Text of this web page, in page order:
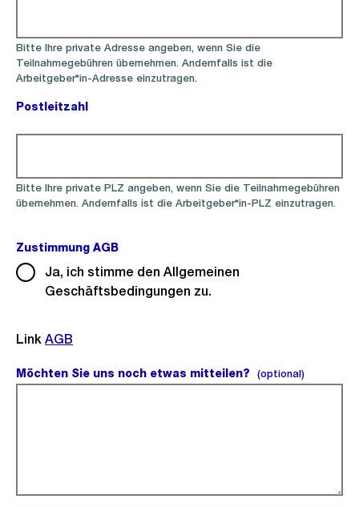
Bitte Ihre private Adresse angeben, wenn Sie die
Teilnahmegebühren übernehmen. Andernfalls ist die
Arbeitgeber*in-Adresse einzutragen.
Postleitzahl
Bitte Ihre private PLZ angeben, wenn Sie die Teilnahmegebühren
übernehmen. Andernfalls ist die Arbeitgeber*in-PLZ einzutragen.
Zustimmung AGB
Ja, ich stimme den Allgemeinen
Geschäftsbedingungen zu.
Link AGB
Möchten Sie uns noch etwas mitteilen? (optional)